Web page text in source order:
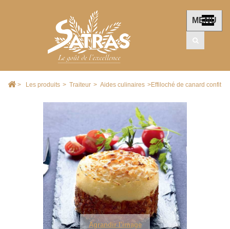
MENU
> Les produits > Traiteur > Aides culinaires >Effiloché de canard confit
Agrandir l'image